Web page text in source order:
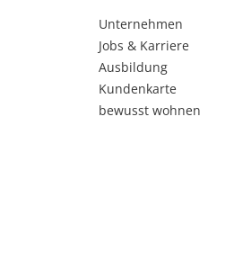
Unternehmen
Jobs & Karriere
Ausbildung
Kundenkarte
bewusst wohnen